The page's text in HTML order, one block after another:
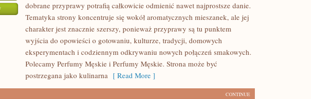
ON
dobrane przyprawy potrafią całkowicie odmienić nawet najprostsze danie.
Tematyka strony koncentruje się wokół aromatycznych mieszanek, ale jej
charakter jest znacznie szerszy, ponieważ przyprawy są tu punktem
wyjścia do opowieści o gotowaniu, kulturze, tradycji, domowych
eksperymentach i codziennym odkrywaniu nowych połączeń smakowych.
Polecamy Perfumy Męskie i Perfumy Męskie. Strona może być
postrzegana jako kulinarna [ Read More ]
CONTINUE